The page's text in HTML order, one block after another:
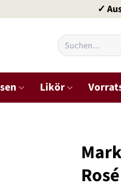
✓
Suchen
nach:
Likör
Rosé